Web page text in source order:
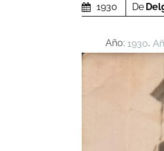
1930 De
Año: 1930,